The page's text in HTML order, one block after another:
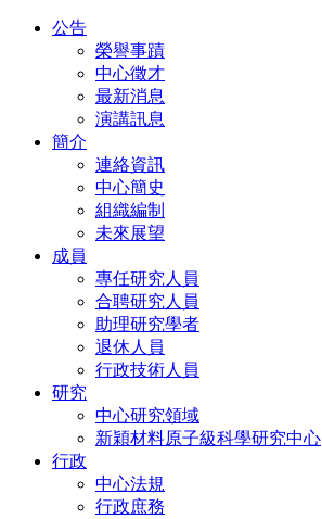
公告
榮譽事蹟
中心徵才
最新消息
演講訊息
簡介
連絡資訊
中心簡史
組織編制
未來展望
成員
專任研究人員
合聘研究人員
助理研究學者
退休人員
行政技術人員
研究
中心研究領域
新穎材料原子級科學研究中心
行政
中心法規
行政庶務